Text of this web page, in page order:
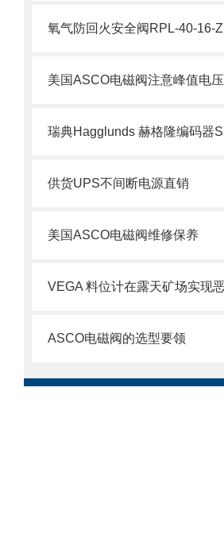
美国ASCO电磁阀注意峰值电压
供货UPS不间断电源直销
美国ASCO电磁阀维修保养
ASCO电磁阀的选型要领